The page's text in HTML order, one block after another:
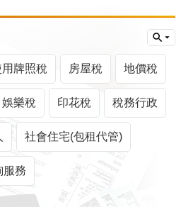
用牌照稅 房屋稅 地價稅
娛樂稅 印花稅 稅務行政
社會住宅(包租代管)
服務